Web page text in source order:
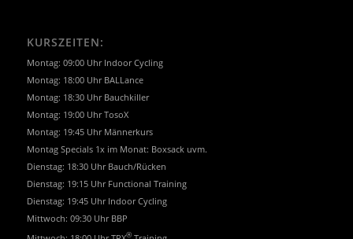
KURSZEITEN:
Montag: 09:00 Uhr Indoor Cycling
Montag: 18:00 Uhr BALLance
Montag: 18:30 Uhr Bauchkiller
Montag: 19:00 Uhr TosoX
Montag: 19:45 Uhr Männerkurs
Montag Specials 1x im Monat: Boxsack uvm.
Dienstag: 18:30 Uhr Bauch/Rücken
Dienstag: 19:15 Uhr Functional Training
Dienstag: 19:45 Uhr Indoor Cycling
Mittwoch: 09:30 Uhr BBP
®